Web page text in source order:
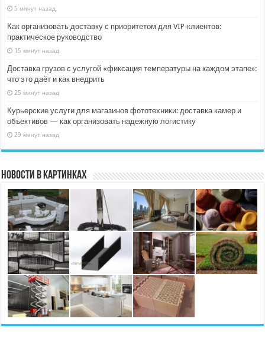
5 минут назад
Как организовать доставку с приоритетом для VIP‑клиентов:
практическое руководство
15 минут назад
Доставка грузов с услугой «фиксация температуры на каждом этапе»:
что это даёт и как внедрить
25 минут назад
Курьерские услуги для магазинов фототехники: доставка камер и
объективов — как организовать надежную логистику
29 минут назад
Новости в картинках